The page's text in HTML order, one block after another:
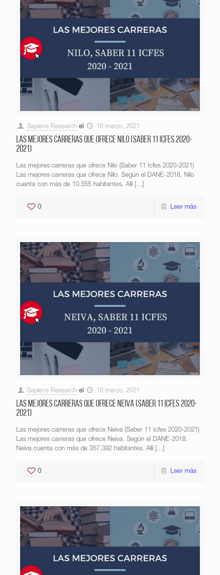
Sapiens Research el 16 marzo, 2021
Las mejores carreras que ofrece Nilo (Saber 11 Icfes 2020-
2021)
Las mejores carreras que ofrece Nilo (Saber 11 Icfes 2020-2021)
Las mejores carreras que ofrece Nilo. Según el DANE-2018, Nilo
cuenta con más de 10.555 habitantes. Allí […]
0 Leer más
Sapiens Research el 16 marzo, 2021
Las mejores carreras que ofrece Neiva (Saber 11 Icfes 2020-
2021)
Las mejores carreras que ofrece Neiva (Saber 11 Icfes 2020-2021)
Las mejores carreras que ofrece Neiva. Según el DANE-2018,
Neiva cuenta con más de 357.392 habitantes. Allí […]
0 Leer más